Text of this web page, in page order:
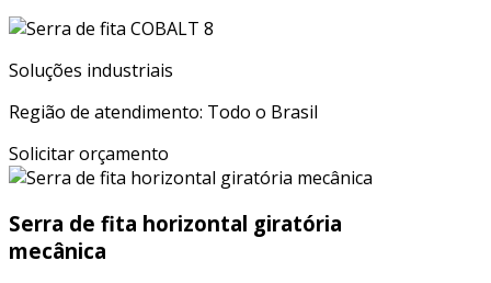
Soluções industriais
Região de atendimento: Todo o Brasil
Solicitar orçamento
Serra de fita horizontal giratória
mecânica